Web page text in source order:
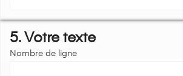
5. Votre texte
Nombre de ligne